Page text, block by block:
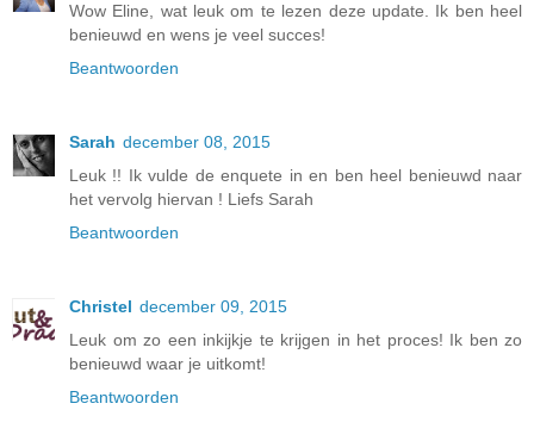
Wow Eline, wat leuk om te lezen deze update. Ik ben heel
benieuwd en wens je veel succes!
Beantwoorden
Sarah december 08, 2015
Leuk !! Ik vulde de enquete in en ben heel benieuwd naar
het vervolg hiervan ! Liefs Sarah
Beantwoorden
Christel december 09, 2015
Leuk om zo een inkijkje te krijgen in het proces! Ik ben zo
benieuwd waar je uitkomt!
Beantwoorden